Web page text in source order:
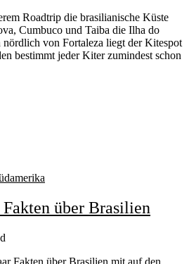
Roadtrip die brasilianische Küste
Cumbuco und Taiba die Ilha do
von Fortaleza liegt der Kitespot
bestimmt jeder Kiter zumindest schon
Fakten über Brasilien
Fakten über Brasilien mit auf den